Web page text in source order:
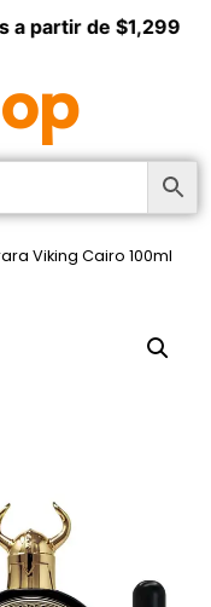
partir de $1,299
Viking Cairo 100ml